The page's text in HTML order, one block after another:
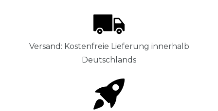
Versand: Kostenfreie Lieferung innerhalb
Deutschlands